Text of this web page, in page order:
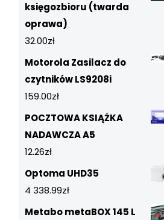
księgozbioru (twarda
oprawa)
32.00zł
Motorola Zasilacz do
czytników LS9208i
159.00zł
POCZTOWA KSIĄŻKA
NADAWCZA A5
12.26zł
Optoma UHD35
4 338.99zł
Metabo metaBOX 145 L